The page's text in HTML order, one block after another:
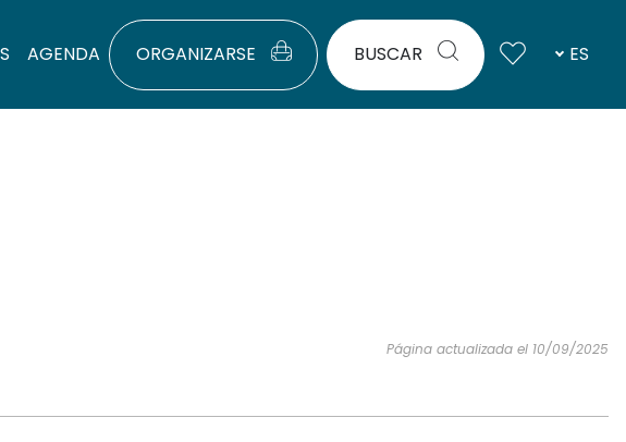
AGENDA ORGANIZARSE BUSCAR ES
Página actualizada el 10/09/2025